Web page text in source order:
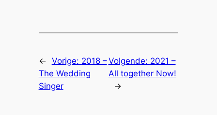
← Vorige: 2018 –
The Wedding
Singer
Volgende: 2021 –
All together Now!
→